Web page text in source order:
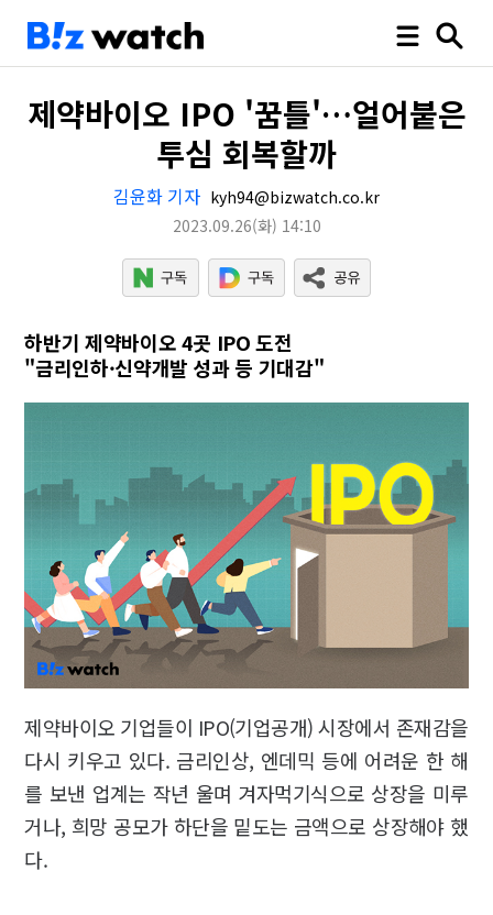
제약바이오 IPO '꿈틀'…얼어붙은
투심 회복할까
김윤화 기자 kyh94@bizwatch.co.kr
2023.09.26(화) 14:10
하반기 제약바이오 4곳 IPO 도전
"금리인하·신약개발 성과 등 기대감"
제약바이오 기업들이 IPO(기업공개) 시장에서 존재감을
다시 키우고 있다. 금리인상, 엔데믹 등에 어려운 한 해
를 보낸 업계는 작년 울며 겨자먹기식으로 상장을 미루
거나, 희망 공모가 하단을 밑도는 금액으로 상장해야 했
다.